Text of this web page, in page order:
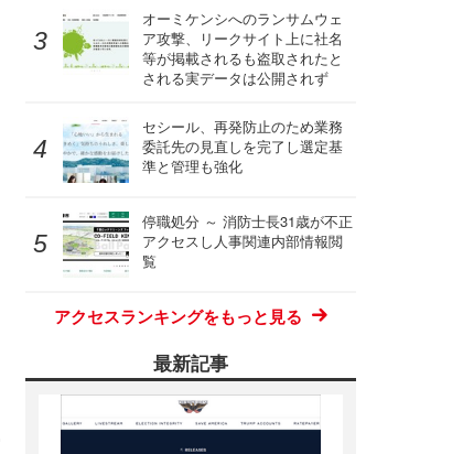
オーミケンシへのランサムウェ
ア攻撃、リークサイト上に社名
等が掲載されるも盗取されたと
される実データは公開されず
セシール、再発防止のため業務
委託先の見直しを完了し選定基
準と管理も強化
停職処分 ～ 消防士長31歳が不正
アクセスし人事関連内部情報閲
覧
アクセスランキングをもっと見る
最新記事